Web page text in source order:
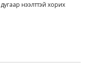
нээлттэй хорих